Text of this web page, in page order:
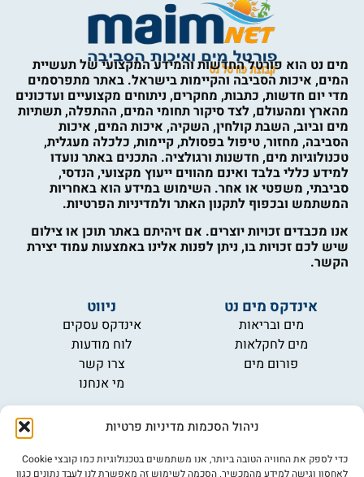
ניהול הסכמות מדיניות פרטיות
כדי לספק את החוויה הטובה ביותר, אנו משתמשים בטכנולוגיות כמו קובצי Cookie
לאחסון וגישה למידע מהמכשיר. הסכמה לשימוש זה מאפשרת לנו לעבד נתונים כגון
מים נט הוא פורטל החדשות והמידע המקצועי של תעשיית
המים, איכות הסביבה והקיימות בישראל. באתר מתפרסמים
מדי יום חדשות, כתבות, מחקרים, ניתוחים מקצועיים ועדכונים
מהארץ ומהעולם, לצד סיקור תחומי המים, ההתפלה, תשתיות
מים וביוב, השבת קולחין, השקיה, איכות המים, איכות
הסביבה, מחזור, טיפול בפסולת, קיימות, כלכלה מעגלית,
טכנולוגיות מים, חדשנות ורגולציה. התכנים באתר נועדו
למידע כללי בלבד ואינם מהווים ייעוץ מקצועי, הנדסי,
סביבתי, משפטי או אחר. השימוש במידע הוא באחריות
המשתמש ובכפוף לתקנון האתר ולמדיניות הפרטיות.
אנו מכבדים זכויות יוצרים. אם זיהיתם באתר תוכן או צילום
שיש לכם זכויות בו, ניתן לפנות אלינו באמצעות עמוד יצירת
הקשר.
אינדקס מים נט
מים ובריאות
מים לחקלאות
פורום מים
ניווט
אינדקס עסקים
לוח מודעות
צרו קשר
מי אנחנו
מידע
תקנון
הרשמה לניוזלטר